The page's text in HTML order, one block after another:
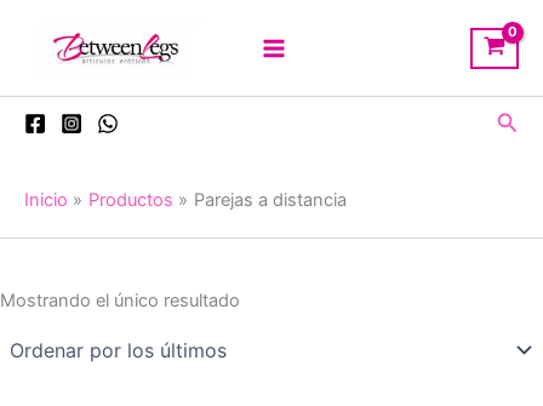
Inicio Productos Parejas a distancia
Mostrando el único resultado